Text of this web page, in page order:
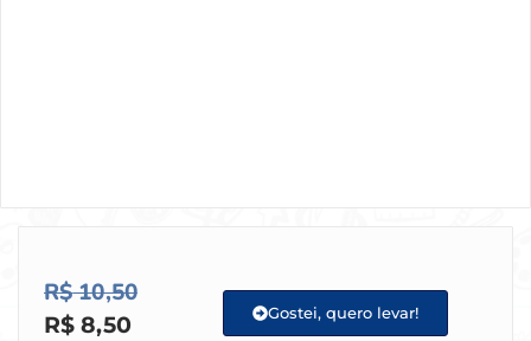
R$10,50
R$ 8,50 Gostei, quero levar!